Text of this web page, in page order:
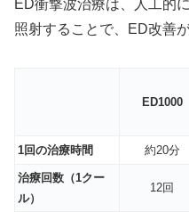
ED衝撃波治療は、人工的
照射することで、ED改善
ED1000
1回の治療時間 約20分
治療回数（1クー
ル）
12回